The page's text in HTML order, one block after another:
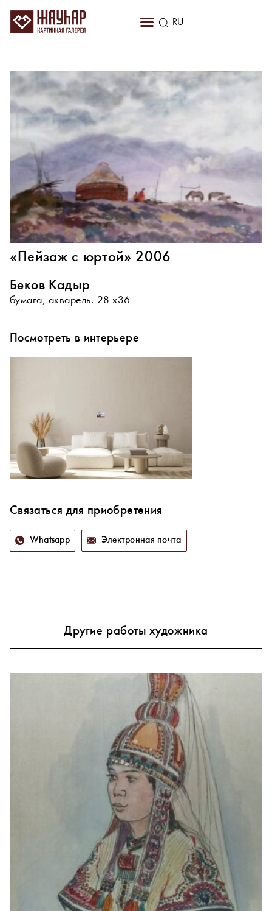
RU
EN
«Пейзаж с юртой» 2006
Беков Кадыр
бумага, акварель. 28 х36
Посмотреть в интерьере
Связаться для приобретения
Whatsapp Электронная почта
Другие работы художника